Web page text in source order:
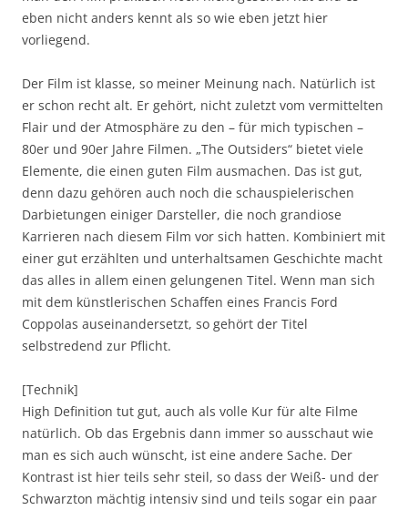
eben nicht anders kennt als so wie eben jetzt hier
vorliegend.
Der Film ist klasse, so meiner Meinung nach. Natürlich ist
er schon recht alt. Er gehört, nicht zuletzt vom vermittelten
Flair und der Atmosphäre zu den – für mich typischen –
80er und 90er Jahre Filmen. „The Outsiders“ bietet viele
Elemente, die einen guten Film ausmachen. Das ist gut,
denn dazu gehören auch noch die schauspielerischen
Darbietungen einiger Darsteller, die noch grandiose
Karrieren nach diesem Film vor sich hatten. Kombiniert mit
einer gut erzählten und unterhaltsamen Geschichte macht
das alles in allem einen gelungenen Titel. Wenn man sich
mit dem künstlerischen Schaffen eines Francis Ford
Coppolas auseinandersetzt, so gehört der Titel
selbstredend zur Pflicht.
[Technik]
High Definition tut gut, auch als volle Kur für alte Filme
natürlich. Ob das Ergebnis dann immer so ausschaut wie
man es sich auch wünscht, ist eine andere Sache. Der
Kontrast ist hier teils sehr steil, so dass der Weiß- und der
Schwarzton mächtig intensiv sind und teils sogar ein paar